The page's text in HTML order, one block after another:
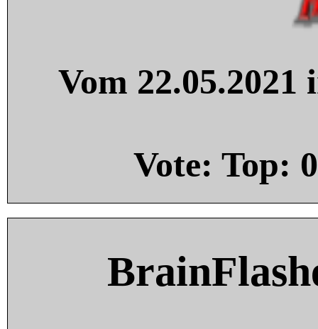
Vom
Vote: Top: 0